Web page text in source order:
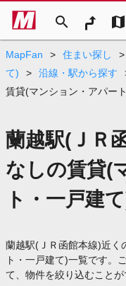
search map
MapFan > 住まい探し >
て)
> 沿線・駅から探す
賃貸(マンション・アパー
蘭越駅(ＪＲ
なしの賃貸(
ト・一戸建
蘭越駅(ＪＲ函館本線)近く
ト・一戸建て)一覧です。
て、物件を絞り込むことが